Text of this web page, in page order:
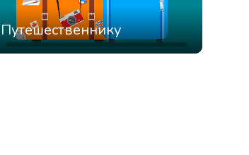
Путешественнику